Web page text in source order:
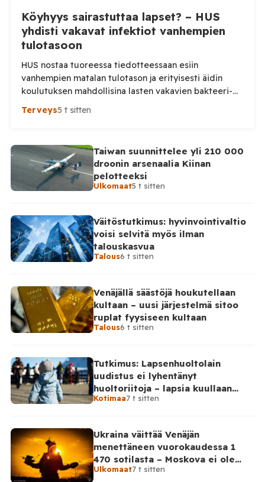
Köyhyys sairastuttaa lapset? – HUS
yhdisti vakavat infektiot vanhempien
tulotasoon
HUS nostaa tuoreessa tiedotteessaan esiin
vanhempien matalan tulotason ja erityisesti äidin
koulutuksen mahdollisina lasten vakavien bakteeri-
katsottaessa kuva on kuitenkin huomattavasti
merkitsevä. HUS julkaisi maanantaina tiedotteen
”Vanhempien alhainen tulotaso ja koulutus voivat
vaikuttaa lasten vakavien bakteeri-infektioiden
riskiin”, jonka mukaan lasten riski sairastua vakavaan
Terveys5 t sitten
Taiwan suunnittelee yli 210 000
droonin arsenaalia Kiinan
pelotteeksi
Ulkomaat5 t sitten
Väitöstutkimus: hyvinvointivaltio
voisi selvitä myös ilman
talouskasvua
Talous6 t sitten
Venäjällä säästöjä houkutellaan
kultaan – uusi järjestelmä sitoo
ruplat fyysiseen kultaan
Talous6 t sitten
Tutkimus: Lapsenhuoltolain
uudistus ei lyhentänyt
huoltoriitoja – lapsia kuullaan
edelleen harvoin
Kotimaa7 t sitten
Ukraina väittää Venäjän
menettäneen vuorokaudessa 1
470 sotilasta – Moskova ei ole
vahvistanut lukuja
Ulkomaat7 t sitten